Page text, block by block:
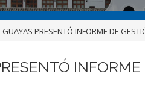
PRESENTÓ INFORME DE